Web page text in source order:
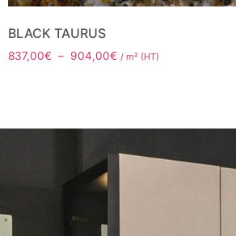
BLACK TAURUS
837,00€ – 904,00€ / m² (HT)